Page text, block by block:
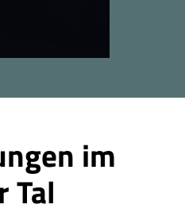
im
Tal